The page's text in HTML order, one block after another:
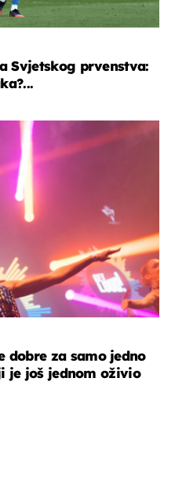
Svjetskog prvenstva:
dobre za samo jedno
je još jednom oživio